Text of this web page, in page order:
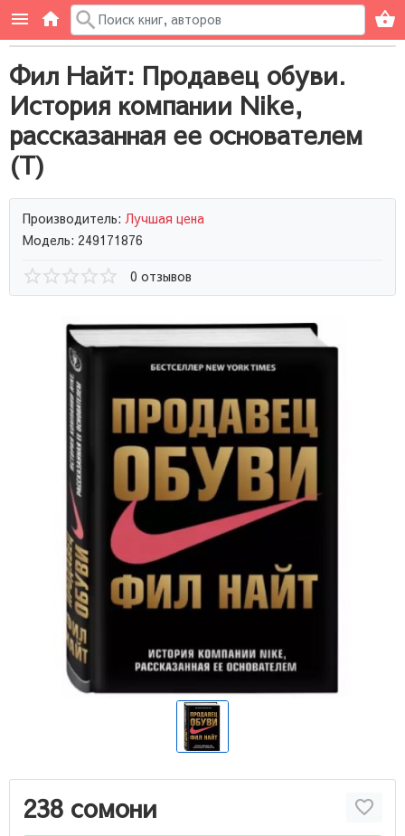
Фил Найт: Продавец обуви.
История компании Nike,
рассказанная ее основателем
(Т)
Производитель: Лучшая цена
Модель: 249171876
0 отзывов
238 сомони